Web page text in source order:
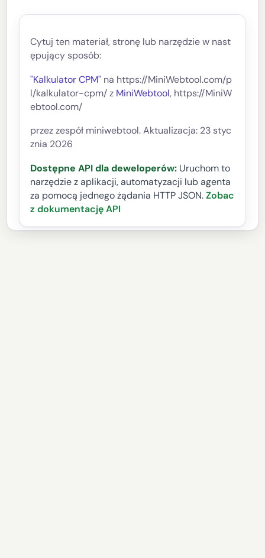
Cytuj ten materiał, stronę lub narzędzie w nast
ępujący sposób:
"Kalkulator CPM" na https://MiniWebtool.com/p
l/kalkulator-cpm/ z MiniWebtool, https://MiniW
ebtool.com/
przez zespół miniwebtool. Aktualizacja: 23 styc
znia 2026
Dostępne API dla deweloperów: Uruchom to
narzędzie z aplikacji, automatyzacji lub agenta
za pomocą jednego żądania HTTP JSON. Zobac
z dokumentację API